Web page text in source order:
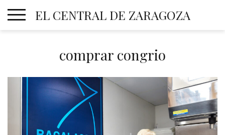
EL CENTRAL DE ZARAGOZA
comprar congrio